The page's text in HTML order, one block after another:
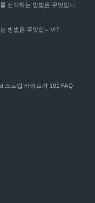
선택하는 방법은 무엇입니
방법은 무엇입니까?
스트립 라이트의 101 FAQ